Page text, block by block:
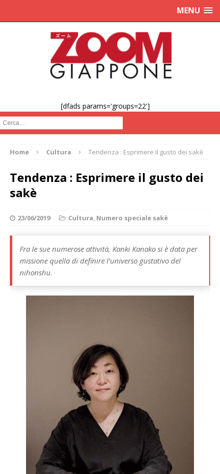
MENU
[dfads params='groups=22']
Cerca :
Home Cultura Tendenza : Esprimere il gusto dei sakè
Tendenza : Esprimere il gusto dei
sakè
23/06/2019 Cultura, Numero speciale sakè
Fra le sue numerose attività, Kanki Kanako si è data per
missione quella di definire l’universo gustativo del
nihonshu.